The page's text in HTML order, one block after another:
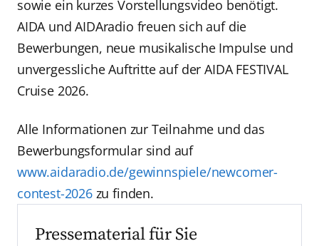
sowie ein kurzes Vorstellungsvideo benötigt.
AIDA und AIDAradio freuen sich auf die
Bewerbungen, neue musikalische Impulse und
unvergessliche Auftritte auf der AIDA FESTIVAL
Cruise 2026.
Alle Informationen zur Teilnahme und das
Bewerbungsformular sind auf
www.aidaradio.de/gewinnspiele/newcomer-
contest-2026zu finden.
Pressematerial für Sie